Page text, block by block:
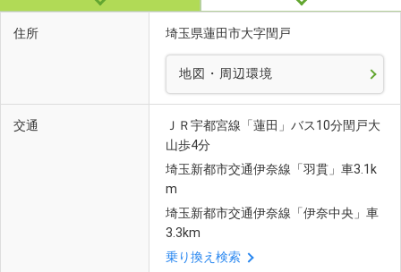
住所 埼玉県蓮田市大字閏戸
地図・周辺環境
交通
ＪＲ宇都宮線「蓮田」バス10分閏戸大
山歩4分
埼玉新都市交通伊奈線「羽貫」車3.1k
m
埼玉新都市交通伊奈線「伊奈中央」車
3.3km
乗り換え検索